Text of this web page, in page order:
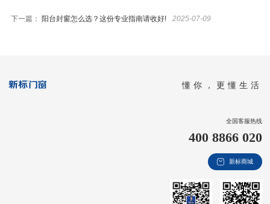
下一篇： 阳台封窗怎么选？这份专业指南请收好! 2025-07-09
懂你，更懂生活
全国客服热线
400 8866 020
新标商城